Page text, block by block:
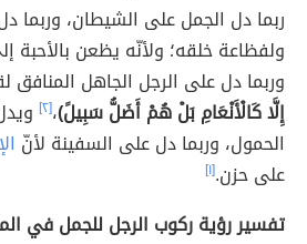
ربما دل الجمل على الشيطان، وربما
ولفظاعة خلقه؛ ولأنّه يظعن بالأحبة
وربما دل على الرجل الجاهل المنافق
إِلَّا كَالْأَنْعَامِ بَلْ هُمْ أَضَلُّ سَبِيلً)،[٢]
الحمول، وربما دل على السفينة لأنّ
على حزن.[١]
تفسير رؤية ركوب الرجل للجمل في